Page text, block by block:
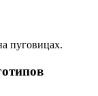
пуговицах.